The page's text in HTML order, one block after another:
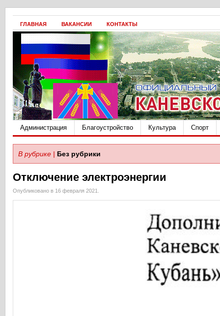
ГЛАВНАЯ ВАКАНСИИ КОНТАКТЫ
Администрация Благоустройство Культура Спорт
В рубрике | Без рубрики
Отключение электроэнергии
Опубликовано в 16 февраля 2021.